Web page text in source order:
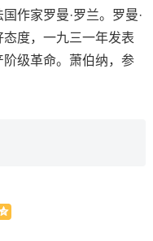
家罗曼·罗兰。罗曼·
度，一九三一年发表
阶级革命。萧伯纳，参